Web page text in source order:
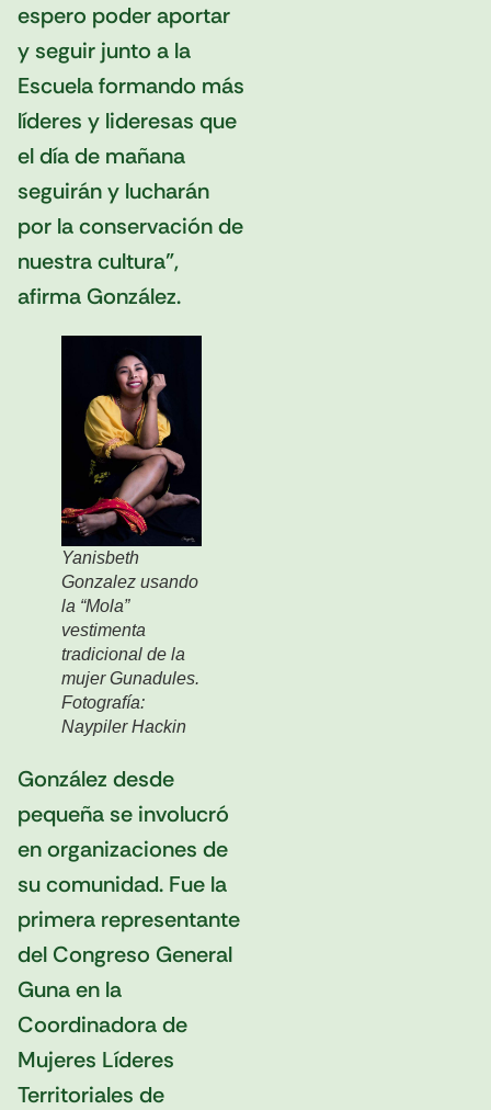
espero poder aportar
y seguir junto a la
Escuela formando más
líderes y lideresas que
el día de mañana
seguirán y lucharán
por la conservación de
nuestra cultura”,
afirma González.
Yanisbeth
Gonzalez usando
la “Mola”
vestimenta
tradicional de la
mujer Gunadules.
Fotografía:
Naypiler Hackin
González desde
pequeña se involucró
en organizaciones de
su comunidad. Fue la
primera representante
del Congreso General
Guna en la
Coordinadora de
Mujeres Líderes
Territoriales de